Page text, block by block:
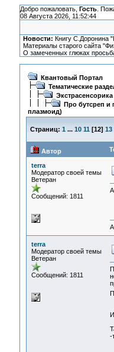
Добро пожаловать, Гость.
08 Августа 2026, 11:52:44
Новости: Книгу С.Доронина
Материалы старого сайта
О замеченных глюках
Квантовый Портал
Тематические
Экстрасенсорика
Про бутсреп и
плазмоид)
Страниц: 1 ... 10 11 [12] 13
Автор
terra
Модератор своей темы
Ветеран
Сообщений: 1811
terra
Модератор своей темы
Ветеран
Сообщений: 1811
-